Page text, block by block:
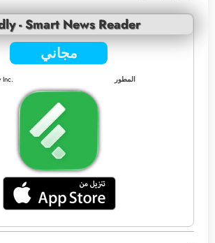
- Smart News Reader
مجاني
المطور Inc.